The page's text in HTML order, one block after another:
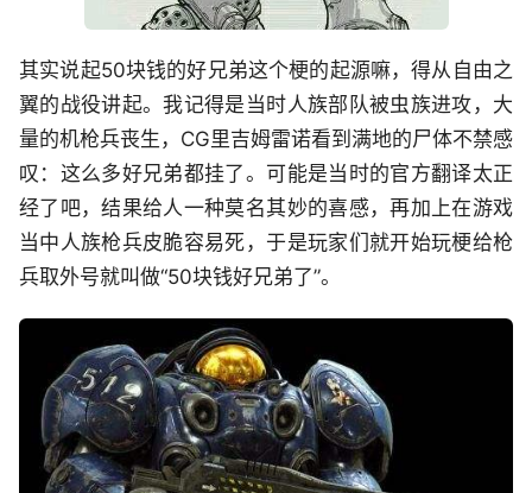
其实说起50块钱的好兄弟这个梗的起源嘛，得从自由之
翼的战役讲起。我记得是当时人族部队被虫族进攻，大
量的机枪兵丧生，CG里吉姆雷诺看到满地的尸体不禁感
叹：这么多好兄弟都挂了。可能是当时的官方翻译太正
经了吧，结果给人一种莫名其妙的喜感，再加上在游戏
当中人族枪兵皮脆容易死，于是玩家们就开始玩梗给枪
兵取外号就叫做“50块钱好兄弟了”。